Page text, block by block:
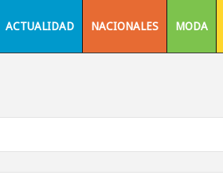
ACTUALIDAD NACIONALES MODA